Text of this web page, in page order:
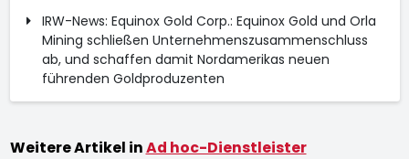
IRW-News: Equinox Gold Corp.: Equinox Gold und Orla
Mining schließen Unternehmenszusammenschluss
ab, und schaffen damit Nordamerikas neuen
führenden Goldproduzenten
Weitere Artikel inAd hoc-Dienstleister